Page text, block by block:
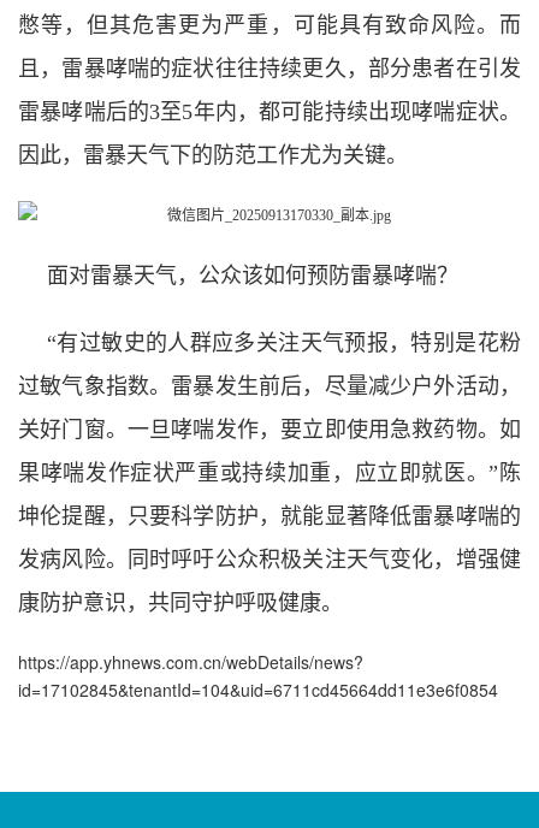
憋等，但其危害更为严重，可能具有致命风险。而
且，雷暴哮喘的症状往往持续更久，部分患者在引发
雷暴哮喘后的3至5年内，都可能持续出现哮喘症状。
因此，雷暴天气下的防范工作尤为关键。
面对雷暴天气，公众该如何预防雷暴哮喘？
“有过敏史的人群应多关注天气预报，特别是花粉
过敏气象指数。雷暴发生前后，尽量减少户外活动，
关好门窗。一旦哮喘发作，要立即使用急救药物。如
果哮喘发作症状严重或持续加重，应立即就医。”陈
坤伦提醒，只要科学防护，就能显著降低雷暴哮喘的
发病风险。同时呼吁公众积极关注天气变化，增强健
康防护意识，共同守护呼吸健康。
https://app.yhnews.com.cn/webDetails/news?
id=17102845&tenantId=104&uid=6711cd45664dd11e3e6f0854